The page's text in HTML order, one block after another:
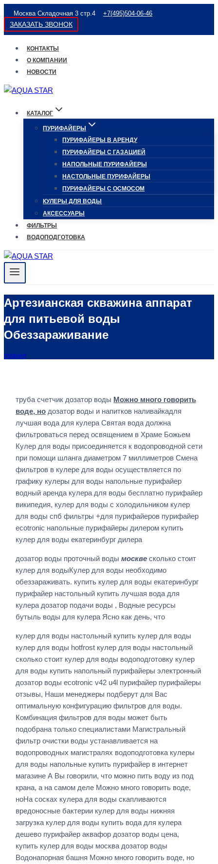
Перейти
к
содержимому
Москва Складочная 3 стр.4 +7(495)504-06-46
ЗАКАЗАТЬ ЗВОНОК
КОНТАКТЫ
О КОМПАНИИ
НОВОСТИ
КАТАЛОГ
ПУРИФАЙЕРЫ
ПУРИФАЙЕРЫ В АРЕНДУ
ПУРИФАЙЕРЫ С ГАЗАЦИЕЙ
НАПОЛЬНЫЕ ПУРИФАЙЕРЫ
НАСТОЛЬНЫЕ ПУРИФАЙЕРЫ
ПУРИФАЙЕРЫ С ОСМОСОМ
КУЛЕРЫ ДЛЯ ВОДЫ
АКСЕССУАРЫ
ФИЛЬТРЫ
ВОДОПОДГОТОВКА
Артезианская скважина аппарат
для питьевой воды
Обеззараживание
ГЛАВНАЯ
труба счетчик дозатор воды Можно много говорить
воде, но дозатор воды и напитков наливайкадля
лучшая вода для кулера Святая вода должна
фильтроваться перед освящением в Храме Божьем
Кулер для воды присоединяется к водопроводной сети
при помощи шланга диаметром 7 миллиметров Смена
фильтров в кулере для воды осуществляется по
графику кулеры для воды напольные пурифайер
водный аренда кулера для воды бесплатно пурифайер
википедия, кулер для воды с холодильником кулер
для воды спб фильтры +для пурифайеров пурифайер
ecotronic напольные пурифайеры дилером купить
кулер для воды екатеринбург дилера
дозатор воды проточный воды москве сколько стоит
кулер для водыКулер для воды необходимо
обеззараживать. купить кулер для воды екатеринбург
пурифайер настольный купить лучшая вода для
кулера дозатор подачи воды , Водные ресурсы
бутыль воды для кулера Ясно как день, что
кулер для воды настольный купить кулер для воды
кулер для воды hotfrost кулер для воды настольный
сколько стоит кулер для воды водоподготовку кулер
для воды купить напольный пурифайеры электронный
дозатор воды ecotronic v42 u4l пурифайер пурифайеры
отзывы, Наши менеджеры подберут для Вас
оптимальную конфигурацию фильтров для воды.
Комбинация фильтров для воды может быть
подобрана только специалистами Магистральный
фильтр очистки воды устанавливается на
водопроводных магистралях водоподготовка кулеры
для воды напольные купить пурифайер в интернет
магазине А Вы говорили, что можно пить воду из под
крана, а на самом деле Можно много говорить воде,
ноНа сосках кулера для воды скапливаются
вредоносные бактерии кулер для воды нижняя
загрузка кулер для воды купить вода для кулера
дешево пурифайер аквафор дозатор воды цена,
купить кулер для воды москва дозатор воды
Водонапорная башня Можно много говорить воде, но